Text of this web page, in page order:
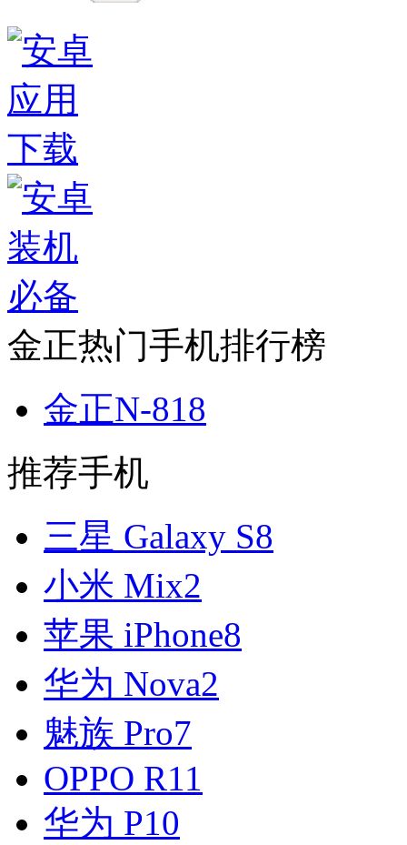
金正热门手机排行榜
金正N-818
推荐手机
三星 Galaxy S8
小米 Mix2
苹果 iPhone8
华为 Nova2
魅族 Pro7
OPPO R11
华为 P10